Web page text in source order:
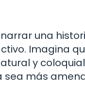
una
Imagina
y
sea más